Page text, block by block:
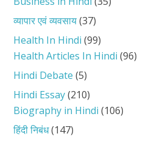
व्यापार एवं व्यवसाय(37)
Health In Hindi (99)
Health Articles In Hindi (96)
Hindi Debate (5)
Hindi Essay(210)
Biography in Hindi (106)
हिंदी निबंध(147)